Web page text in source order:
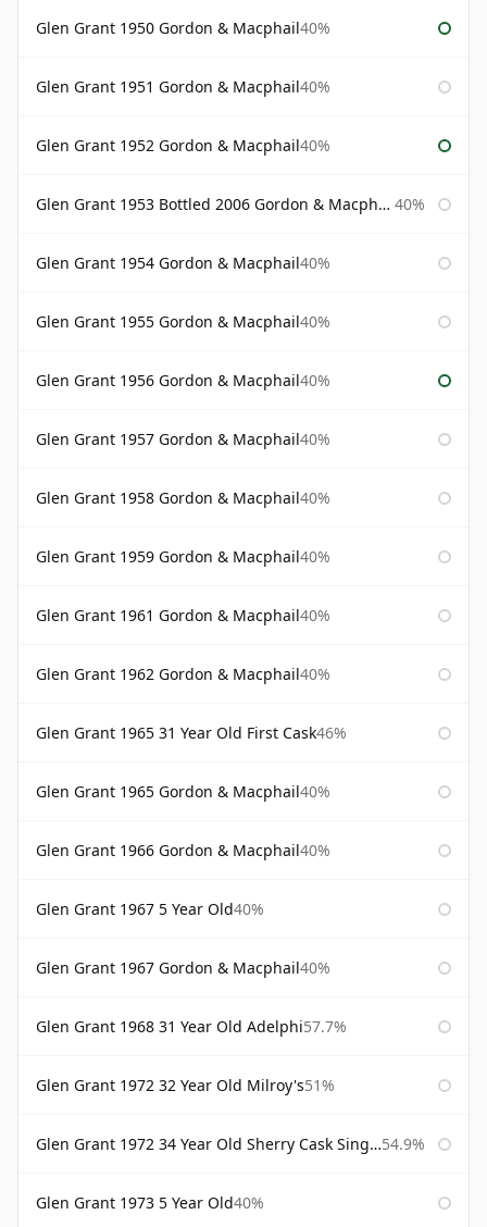
Glen Grant 1950 Gordon & Macphail40%
Glen Grant 1951 Gordon & Macphail40%
Glen Grant 1952 Gordon & Macphail40%
Glen Grant 1953 Bottled 2006 Gordon & Macphail 40%
Glen Grant 1954 Gordon & Macphail40%
Glen Grant 1955 Gordon & Macphail40%
Glen Grant 1956 Gordon & Macphail40%
Glen Grant 1957 Gordon & Macphail40%
Glen Grant 1958 Gordon & Macphail40%
Glen Grant 1959 Gordon & Macphail40%
Glen Grant 1961 Gordon & Macphail40%
Glen Grant 1962 Gordon & Macphail40%
Glen Grant 1965 31 Year Old First Cask46%
Glen Grant 1965 Gordon & Macphail40%
Glen Grant 1966 Gordon & Macphail40%
Glen Grant 1967 5 Year Old40%
Glen Grant 1967 Gordon & Macphail40%
Glen Grant 1968 31 Year Old Adelphi57.7%
Glen Grant 1972 32 Year Old Milroy's51%
Glen Grant 1972 34 Year Old Sherry Cask Single Malts of Scotland 54.9%
Glen Grant 1973 5 Year Old40%